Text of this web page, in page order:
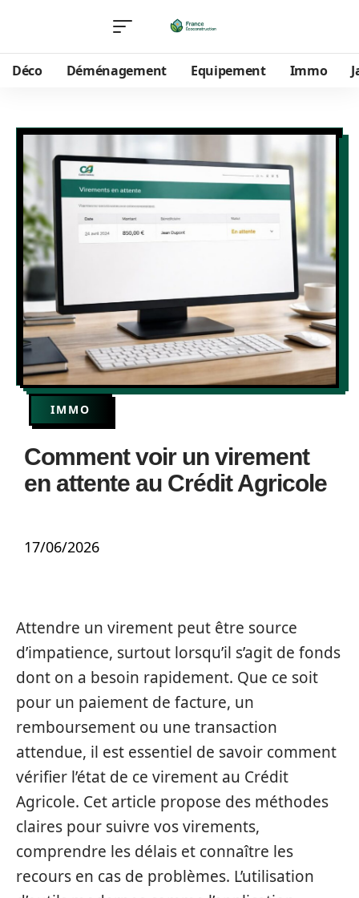
Déco Déménagement Equipement Immo
IMMO
Comment voir un virement
en attente au Crédit Agricole
17/06/2026
Attendre un virement peut être source
d’impatience, surtout lorsqu’il s’agit de fonds
dont on a besoin rapidement. Que ce soit
pour un paiement de facture, un
remboursement ou une transaction
attendue, il est essentiel de savoir comment
vérifier l’état de ce virement au Crédit
Agricole. Cet article propose des méthodes
claires pour suivre vos virements,
comprendre les délais et connaître les
recours en cas de problèmes. L’utilisation